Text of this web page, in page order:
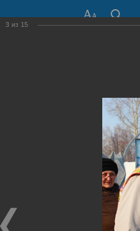
630099, г. Новосибирск,
3 из 15